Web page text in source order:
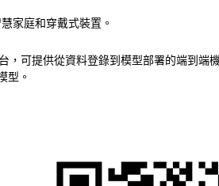
家庭和穿戴式裝置。
，可提供從資料登錄到模型部署的端到端
型。